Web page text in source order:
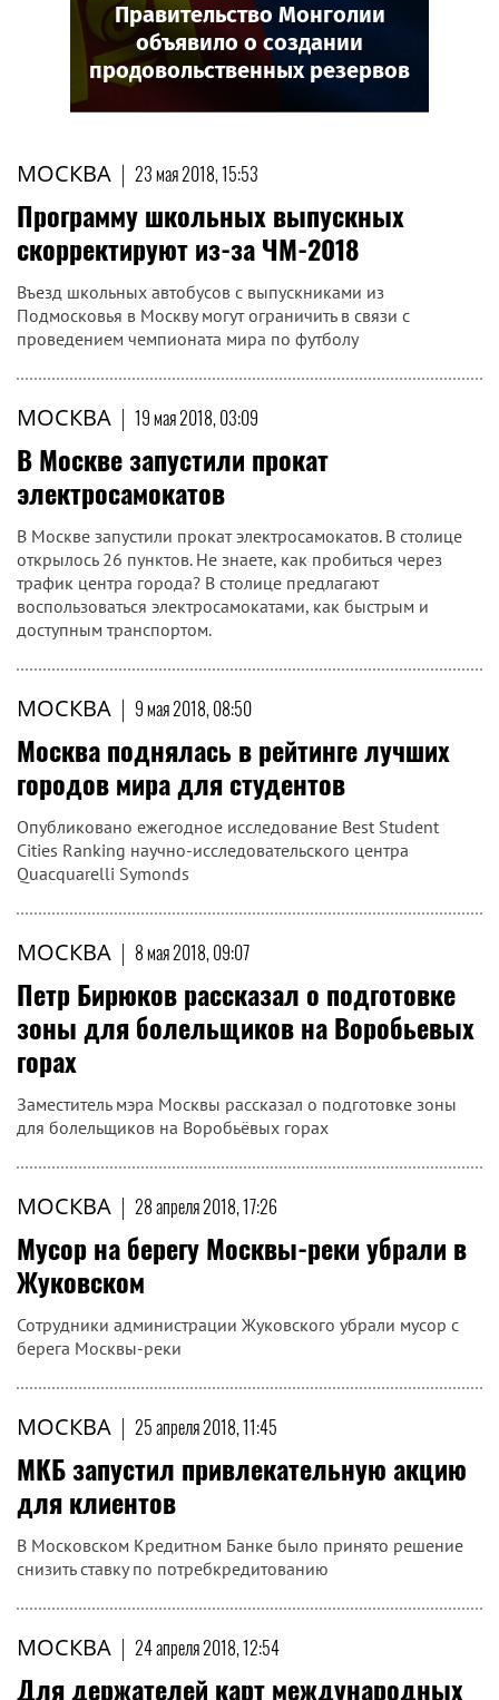
МОСКВА | 23 мая 2018, 15:53
Программу школьных выпускных
скорректируют из-за ЧМ-2018
Въезд школьных автобусов с выпускниками из
Подмосковья в Москву могут ограничить в связи с
проведением чемпионата мира по футболу
МОСКВА | 19 мая 2018, 03:09
В Москве запустили прокат
электросамокатов
В Москве запустили прокат электросамокатов. В столице
открылось 26 пунктов. Не знаете, как пробиться через
трафик центра города? В столице предлагают
воспользоваться электросамокатами, как быстрым и
доступным транспортом.
МОСКВА | 9 мая 2018, 08:50
Москва поднялась в рейтинге лучших
городов мира для студентов
Опубликовано ежегодное исследование Best Student
Cities Ranking научно-исследовательского центра
Quacquarelli Symonds
МОСКВА | 8 мая 2018, 09:07
Петр Бирюков рассказал о подготовке
зоны для болельщиков на Воробьевых
горах
Заместитель мэра Москвы рассказал о подготовке зоны
для болельщиков на Воробьёвых горах
МОСКВА | 28 апреля 2018, 17:26
Мусор на берегу Москвы-реки убрали в
Жуковском
Сотрудники администрации Жуковского убрали мусор с
берега Москвы-реки
МОСКВА | 25 апреля 2018, 11:45
МКБ запустил привлекательную акцию
для клиентов
В Московском Кредитном Банке было принято решение
снизить ставку по потребкредитованию
МОСКВА | 24 апреля 2018, 12:54
Для держателей карт международных
Правительство Монголии
объявило о создании
продовольственных резервов